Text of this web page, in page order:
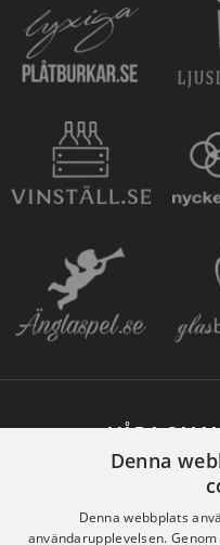
VÅRA
Denna
Denna webbplats
användarupplevelsen.